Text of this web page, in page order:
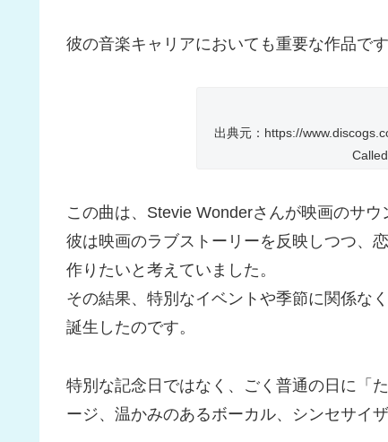
彼の音楽キャリアにおいても重要な作品で
出典元：https://
この曲は、Stevie Wonderさんが映画のサ
彼は映画のラブストーリーを反映しつつ、
作りたいと考えていました。
その結果、特別なイベントや季節に関係な
誕生したのです。
特別な記念日ではなく、ごく普通の日に「
ージ、温かみのあるボーカル、シンセサイ